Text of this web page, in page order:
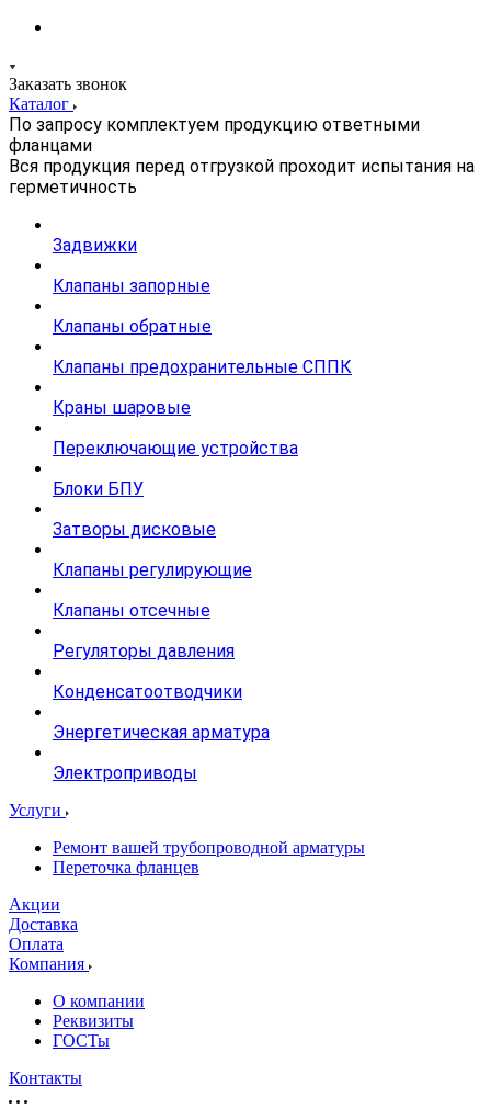
Заказать звонок
Каталог
По запросу комплектуем продукцию ответными
фланцами
Вся продукция перед отгрузкой проходит испытания на
герметичность
Задвижки
Клапаны запорные
Клапаны обратные
Клапаны предохранительные СППК
Краны шаровые
Переключающие устройства
Блоки БПУ
Затворы дисковые
Клапаны регулирующие
Клапаны отсечные
Регуляторы давления
Конденсатоотводчики
Энергетическая арматура
Электроприводы
Услуги
Ремонт вашей трубопроводной арматуры
Переточка фланцев
Акции
Доставка
Оплата
Компания
О компании
Реквизиты
ГОСТы
Контакты